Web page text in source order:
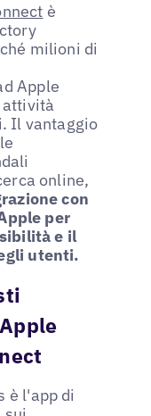
è
milioni di
Apple
attività
Il vantaggio
online,
con
per
e il
utenti.
è l'app di